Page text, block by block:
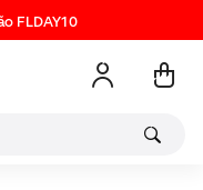
FLDAY10